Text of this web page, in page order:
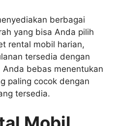
berbagai
yang bisa Anda pilih
rental mobil harian,
tersedia dengan
bebas menentukan
paling cocok dengan
tersedia.